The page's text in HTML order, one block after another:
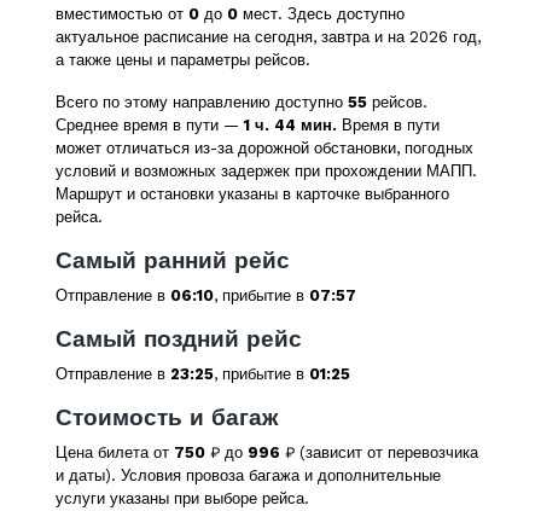
вместимостью от 0 до 0 мест. Здесь доступно
актуальное расписание на сегодня, завтра и на 2026 год,
а также цены и параметры рейсов.
Всего по этому направлению доступно 55 рейсов.
Среднее время в пути —1 ч. 44 мин. Время в пути
может отличаться из-за дорожной обстановки, погодных
условий и возможных задержек при прохождении МАПП.
Маршрут и остановки указаны в карточке выбранного
рейса.
Самый ранний рейс
Отправление в 06:10, прибытие в 07:57
Самый поздний рейс
Отправление в 23:25, прибытие в 01:25
Стоимость и багаж
Цена билета от 750 ₽ до 996 ₽ (зависит от перевозчика
и даты). Условия провоза багажа и дополнительные
услуги указаны при выборе рейса.